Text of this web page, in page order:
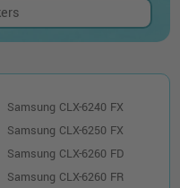
Samsung CLX-6240 FX
Samsung CLX-6250 FX
Samsung CLX-6260 FD
Samsung CLX-6260 FR